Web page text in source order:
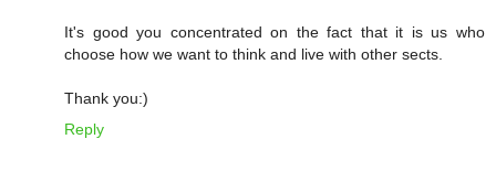
It's good you concentrated on the fact that it is us who
choose how we want to think and live with other sects.
Thank you:)
Reply